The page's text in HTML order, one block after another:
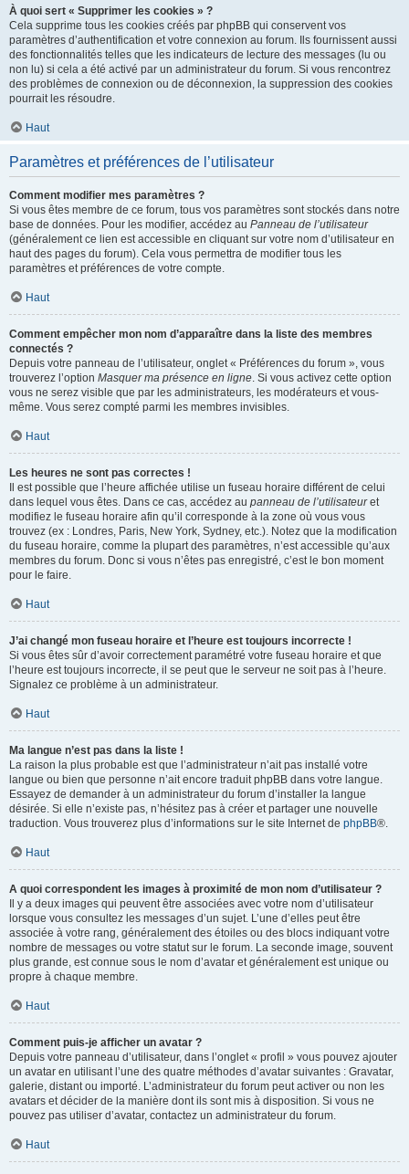
À quoi sert « Supprimer les cookies » ?
Cela supprime tous les cookies créés par phpBB qui conservent vos
paramètres d’authentification et votre connexion au forum. Ils fournissent aussi
des fonctionnalités telles que les indicateurs de lecture des messages (lu ou
non lu) si cela a été activé par un administrateur du forum. Si vous rencontrez
des problèmes de connexion ou de déconnexion, la suppression des cookies
pourrait les résoudre.
Haut
Paramètres et préférences de l’utilisateur
Comment modifier mes paramètres ?
Si vous êtes membre de ce forum, tous vos paramètres sont stockés dans notre
base de données. Pour les modifier, accédez au Panneau de l’utilisateur
(généralement ce lien est accessible en cliquant sur votre nom d’utilisateur en
haut des pages du forum). Cela vous permettra de modifier tous les
paramètres et préférences de votre compte.
Haut
Comment empêcher mon nom d’apparaître dans la liste des membres
connectés ?
Depuis votre panneau de l’utilisateur, onglet « Préférences du forum », vous
trouverez l’option Masquer ma présence en ligne. Si vous activez cette option
vous ne serez visible que par les administrateurs, les modérateurs et vous-
même. Vous serez compté parmi les membres invisibles.
Haut
Les heures ne sont pas correctes !
Il est possible que l’heure affichée utilise un fuseau horaire différent de celui
dans lequel vous êtes. Dans ce cas, accédez au panneau de l’utilisateuret
modifiez le fuseau horaire afin qu’il corresponde à la zone où vous vous
trouvez (ex : Londres, Paris, New York, Sydney, etc.). Notez que la modification
du fuseau horaire, comme la plupart des paramètres, n’est accessible qu’aux
membres du forum. Donc si vous n’êtes pas enregistré, c’est le bon moment
pour le faire.
Haut
J’ai changé mon fuseau horaire et l’heure est toujours incorrecte !
Si vous êtes sûr d’avoir correctement paramétré votre fuseau horaire et que
l’heure est toujours incorrecte, il se peut que le serveur ne soit pas à l’heure.
Signalez ce problème à un administrateur.
Haut
Ma langue n’est pas dans la liste !
La raison la plus probable est que l’administrateur n’ait pas installé votre
langue ou bien que personne n’ait encore traduit phpBB dans votre langue.
Essayez de demander à un administrateur du forum d’installer la langue
désirée. Si elle n’existe pas, n’hésitez pas à créer et partager une nouvelle
traduction. Vous trouverez plus d’informations sur le site Internet de phpBB®.
Haut
A quoi correspondent les images à proximité de mon nom d’utilisateur ?
Il y a deux images qui peuvent être associées avec votre nom d’utilisateur
lorsque vous consultez les messages d’un sujet. L’une d’elles peut être
associée à votre rang, généralement des étoiles ou des blocs indiquant votre
nombre de messages ou votre statut sur le forum. La seconde image, souvent
plus grande, est connue sous le nom d’avatar et généralement est unique ou
propre à chaque membre.
Haut
Comment puis-je afficher un avatar ?
Depuis votre panneau d’utilisateur, dans l’onglet « profil » vous pouvez ajouter
un avatar en utilisant l’une des quatre méthodes d’avatar suivantes : Gravatar,
galerie, distant ou importé. L’administrateur du forum peut activer ou non les
avatars et décider de la manière dont ils sont mis à disposition. Si vous ne
pouvez pas utiliser d’avatar, contactez un administrateur du forum.
Haut